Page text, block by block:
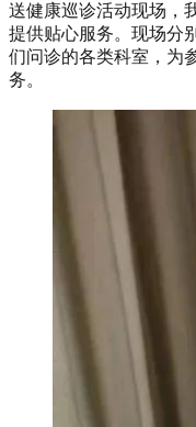
送健康巡诊活动现场，
提供贴心服务。现场分
们问诊的各类科室，为
务。